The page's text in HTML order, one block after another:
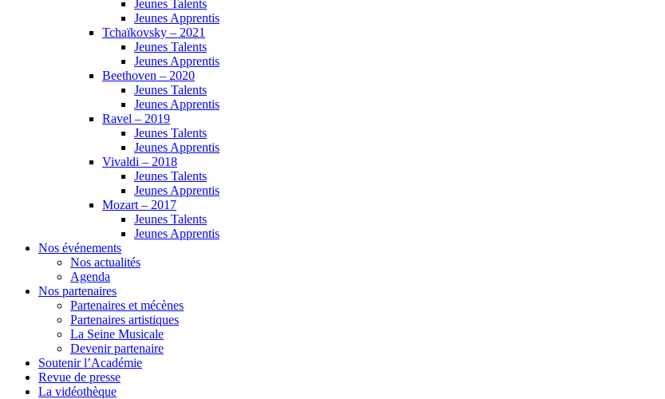
Jeunes Talents
Jeunes Apprentis
Tchaïkovsky – 2021
Jeunes Talents
Jeunes Apprentis
Beethoven – 2020
Jeunes Talents
Jeunes Apprentis
Ravel – 2019
Jeunes Talents
Jeunes Apprentis
Vivaldi – 2018
Jeunes Talents
Jeunes Apprentis
Mozart – 2017
Jeunes Talents
Jeunes Apprentis
Nos événements
Nos actualités
Agenda
Nos partenaires
Partenaires et mécènes
Partenaires artistiques
La Seine Musicale
Devenir partenaire
Soutenir l’Académie
Revue de presse
La vidéothèque